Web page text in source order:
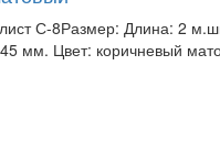
С-8Размер: Длина: 2
мм. Цвет: коричневый